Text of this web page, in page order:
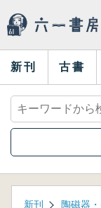
新刊 古書
新刊 陶磁器